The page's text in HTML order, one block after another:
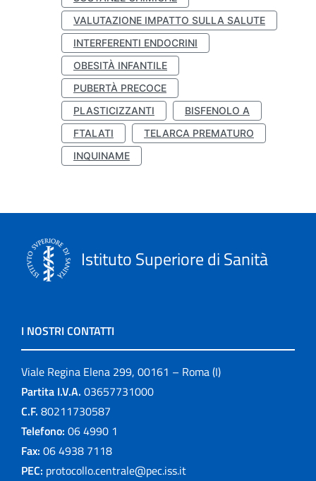
VALUTAZIONE IMPATTO SULLA SALUTE
INTERFERENTI ENDOCRINI
OBESITÀ INFANTILE
PUBERTÀ PRECOCE
PLASTICIZZANTI
BISFENOLO A
FTALATI
TELARCA PREMATURO
INQUINAME
Istituto Superiore di Sanità
I NOSTRI CONTATTI
Viale Regina Elena 299, 00161 – Roma (I)
Partita I.V.A. 03657731000
C.F. 80211730587
Telefono: 06 4990 1
Fax: 06 4938 7118
PEC: protocollo.centrale@pec.iss.it